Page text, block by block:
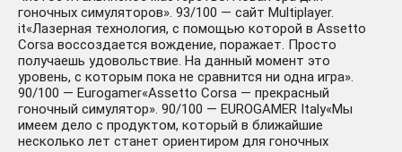
гоночных симуляторов». 93/100 — сайт Multiplayer.
it«Лазерная технология, с помощью которой в Assetto
Corsa воссоздается вождение, поражает. Просто
получаешь удовольствие. На данный момент это
уровень, с которым пока не сравнится ни одна игра».
90/100 — Eurogamer«Assetto Corsa — прекрасный
гоночный симулятор». 90/100 — EUROGAMER Italy«Мы
имеем дело с продуктом, который в ближайшие
несколько лет станет ориентиром для гоночных